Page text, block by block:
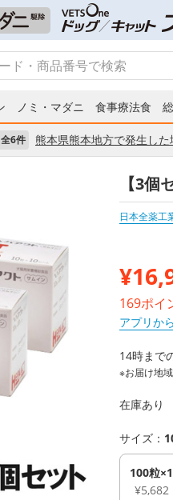
ノミ・マダニ 食事療法食
全6件 熊本県熊本地方で発生し
【3
日本全薬工
¥
169ポイ
アプリか
14時まで
※お届け地
在庫あり
サイズ：
100粒×1
¥5,682